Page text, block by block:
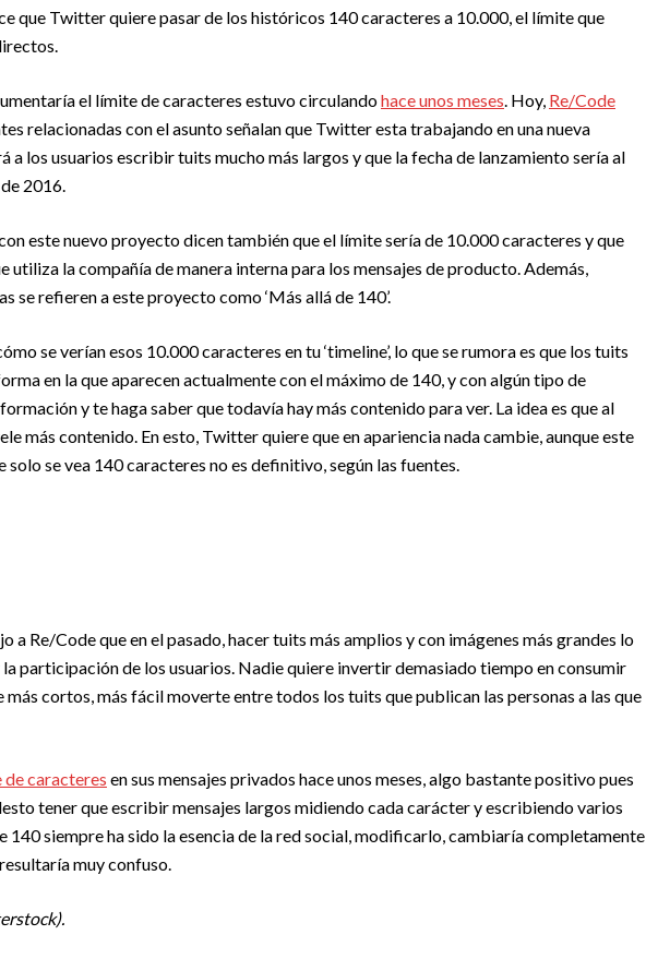
que Twitter quiere pasar de los históricos 140 caracteres a 10.000, el límite que
el límite de caracteres estuvo circulandohace unos meses. Hoy, Re/Code
relacionadas con el asunto señalan que Twitter esta trabajando en una nueva
a los usuarios escribir tuits mucho más largos y que la fecha de lanzamiento sería al
2016.
este nuevo proyecto dicen también que el límite sería de 10.000 caracteres y que
utiliza la compañía de manera interna para los mensajes de producto. Además,
se refieren a este proyecto como ‘Más allá de 140’.
se verían esos 10.000 caracteres en tu ‘timeline’, lo que se rumora es que los tuits
en la que aparecen actualmente con el máximo de 140, y con algún tipo de
y te haga saber que todavía hay más contenido para ver. La idea es que al
más contenido. En esto, Twitter quiere que en apariencia nada cambie, aunque este
solo se vea 140 caracteres no es definitivo, según las fuentes.
a Re/Code que en el pasado, hacer tuits más amplios y con imágenes más grandes lo
la participación de los usuarios. Nadie quiere invertir demasiado tiempo en consumir
cortos, más fácil moverte entre todos los tuits que publican las personas a las que
caracteres en sus mensajes privados hace unos meses, algo bastante positivo pues
tener que escribir mensajes largos midiendo cada carácter y escribiendo varios
140 siempre ha sido la esencia de la red social, modificarlo, cambiaría completamente
muy confuso.